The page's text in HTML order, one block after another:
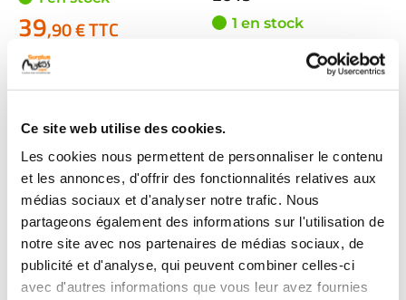
Ce site web utilise des cookies.
Les cookies nous permettent de personnaliser le contenu
et les annonces, d'offrir des fonctionnalités relatives aux
médias sociaux et d'analyser notre trafic. Nous
partageons également des informations sur l'utilisation de
notre site avec nos partenaires de médias sociaux, de
publicité et d'analyse, qui peuvent combiner celles-ci
avec d'autres informations que vous leur avez fournies
39,90 € TTC 1 en stock
,90 € TTC